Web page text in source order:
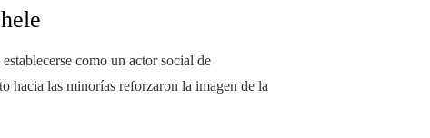
como un actor social de
hacia las minorías reforzaron la imagen de la